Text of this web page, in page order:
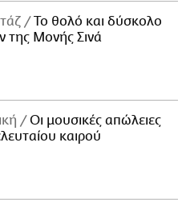
Το θολό και δύσκολο
της Μονής Σινά
Οι μουσικές απώλειες
καιρού